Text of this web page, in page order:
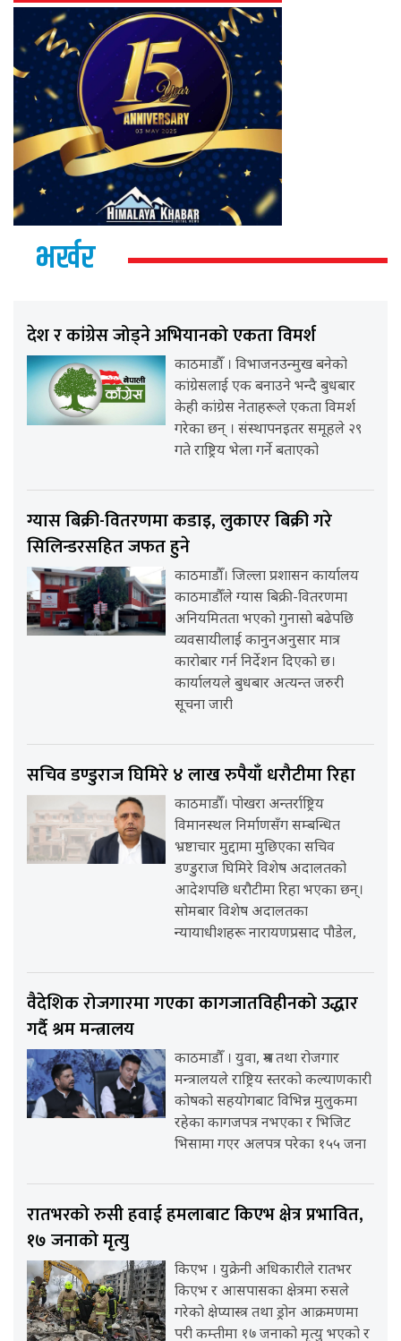
भर्खर
देश र कांग्रेस जोड्ने अभियानको एकता विमर्श
काठमाडौँ । विभाजनउन्मुख बनेको
कांग्रेसलाई एक बनाउने भन्दै बुधबार
केही कांग्रेस नेताहरूले एकता विमर्श
गरेका छन् । संस्थापनइतर समूहले २९
गते राष्ट्रिय भेला गर्ने बताएको
ग्यास बिक्री-वितरणमा कडाइ, लुकाएर बिक्री गरे
सिलिन्डरसहित जफत हुने
काठमाडौँ। जिल्ला प्रशासन कार्यालय
काठमाडौँले ग्यास बिक्री-वितरणमा
अनियमितता भएको गुनासो बढेपछि
व्यवसायीलाई कानुनअनुसार मात्र
कारोबार गर्न निर्देशन दिएको छ।
कार्यालयले बुधबार अत्यन्त जरुरी
सूचना जारी
सचिव डण्डुराज घिमिरे ४ लाख रुपैयाँ धरौटीमा रिहा
काठमाडौँ। पोखरा अन्तर्राष्ट्रिय
विमानस्थल निर्माणसँग सम्बन्धित
भ्रष्टाचार मुद्दामा मुछिएका सचिव
डण्डुराज घिमिरे विशेष अदालतको
आदेशपछि धरौटीमा रिहा भएका छन्।
सोमबार विशेष अदालतका
न्यायाधीशहरू नारायणप्रसाद पौडेल,
वैदेशिक रोजगारमा गएका कागजातविहीनको उद्धार
गर्दै श्रम मन्त्रालय
काठमाडौँ । युवा, श्रम तथा रोजगार
मन्त्रालयले राष्ट्रिय स्तरको कल्याणकारी
कोषको सहयोगबाट विभिन्न मुलुकमा
रहेका कागजपत्र नभएका र भिजिट
भिसामा गएर अलपत्र परेका १५५ जना
रातभरको रुसी हवाई हमलाबाट किएभ क्षेत्र प्रभावित,
१७ जनाको मृत्यु
किएभ । युक्रेनी अधिकारीले रातभर
किएभ र आसपासका क्षेत्रमा रुसले
गरेको क्षेप्यास्त्र तथा ड्रोन आक्रमणमा
परी कम्तीमा १७ जनाको मृत्यु भएको र